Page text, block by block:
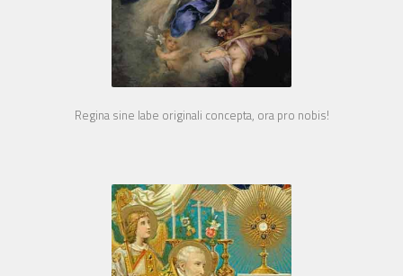
Regina sine labe originali concepta, ora pro nobis!